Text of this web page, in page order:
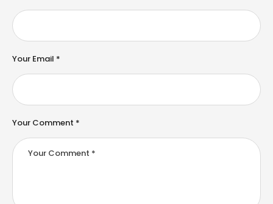
Your Comment *
Your Email *